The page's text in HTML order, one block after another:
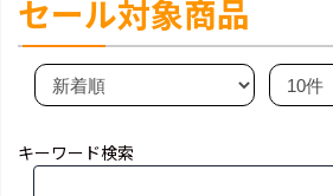
セール対象商品
キーワード検索